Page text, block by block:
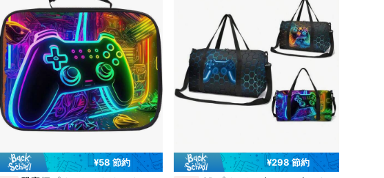
¥58 節約 ¥298 節約